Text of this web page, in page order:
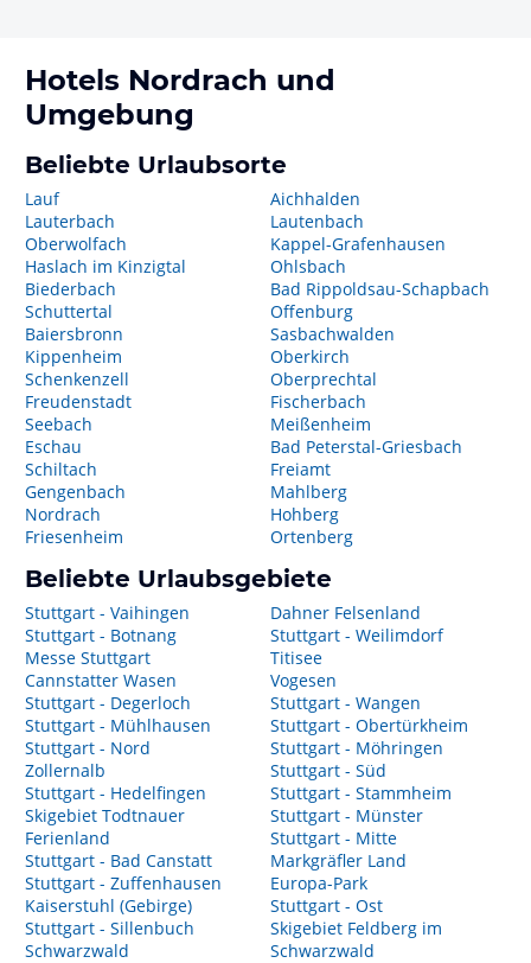
Hotels Nordrach und
Umgebung
Beliebte Urlaubsorte
Lauf
Lauterbach
Oberwolfach
Haslach im Kinzigtal
Biederbach
Schuttertal
Baiersbronn
Kippenheim
Schenkenzell
Freudenstadt
Seebach
Eschau
Schiltach
Gengenbach
Nordrach
Friesenheim
Aichhalden
Lautenbach
Kappel-Grafenhausen
Ohlsbach
Bad Rippoldsau-Schapbach
Offenburg
Sasbachwalden
Oberkirch
Oberprechtal
Fischerbach
Meißenheim
Bad Peterstal-Griesbach
Freiamt
Mahlberg
Hohberg
Ortenberg
Beliebte Urlaubsgebiete
Stuttgart - Vaihingen
Stuttgart - Botnang
Messe Stuttgart
Cannstatter Wasen
Stuttgart - Degerloch
Stuttgart - Mühlhausen
Stuttgart - Nord
Zollernalb
Stuttgart - Hedelfingen
Skigebiet Todtnauer
Ferienland
Stuttgart - Bad Canstatt
Stuttgart - Zuffenhausen
Kaiserstuhl (Gebirge)
Stuttgart - Sillenbuch
Schwarzwald
Dahner Felsenland
Stuttgart - Weilimdorf
Titisee
Vogesen
Stuttgart - Wangen
Stuttgart - Obertürkheim
Stuttgart - Möhringen
Stuttgart - Süd
Stuttgart - Stammheim
Stuttgart - Münster
Stuttgart - Mitte
Markgräfler Land
Europa-Park
Stuttgart - Ost
Skigebiet Feldberg im
Schwarzwald